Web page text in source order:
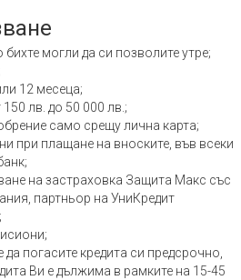
бихте могли да си позволите утре;
12 месеца;
лв. до 50 000 лв.;
само срещу лична карта;
при плащане на вноските, във всеки
на застраховка Защита Макс със
партньор на УниКредит
погасите кредита си предсрочно,
Ви е дължима в рамките на 15-45